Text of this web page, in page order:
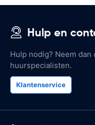
Hulp en
Hulp nodig? Neem
huurspecialisten.
Klantenservice